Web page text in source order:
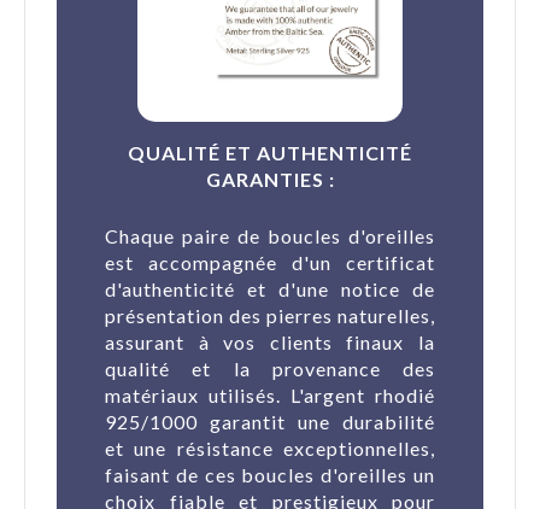
QUALITÉ ET AUTHENTICITÉ
GARANTIES :
Chaque paire de boucles d'oreilles
est accompagnée d'un certificat
d'authenticité et d'une notice de
présentation des pierres naturelles,
assurant à vos clients finaux la
qualité et la provenance des
matériaux utilisés. L'argent rhodié
925/1000 garantit une durabilité
et une résistance exceptionnelles,
faisant de ces boucles d'oreilles un
choix fiable et prestigieux pour